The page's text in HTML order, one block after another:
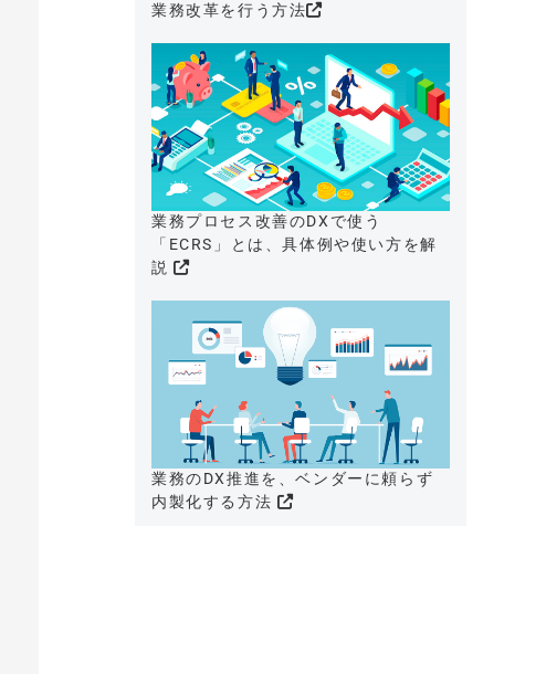
業務改革を行う方法
業務プロセス改善のDXで使う
「ECRS」とは、具体例や使い方を解
説
業務のDX推進を、ベンダーに頼らず
内製化する方法